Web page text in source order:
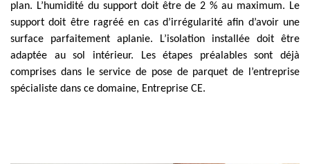
plan. L’humidité du support doit être de 2 % au maximum. Le
support doit être ragréé en cas d’irrégularité afin d’avoir une
surface parfaitement aplanie. L’isolation installée doit être
adaptée au sol intérieur. Les étapes préalables sont déjà
comprises dans le service de pose de parquet de l’entreprise
spécialiste dans ce domaine, Entreprise CE.